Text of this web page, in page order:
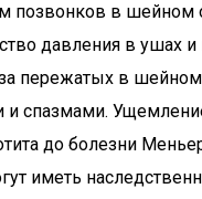
в шейном
давления в ушах
пережатых в
и спазмами.
до болезни
иметь